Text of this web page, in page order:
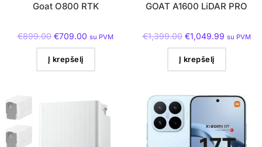
Goat O800 RTK
€899.00 €709.00 su PVM
Į krepšelį
GOAT A1600 LiDAR PRO
€1,399.00 €1,049.99 su PVM
Į krepšelį